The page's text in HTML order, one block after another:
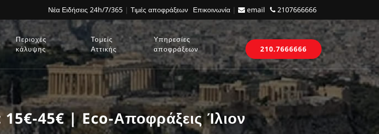
Νέα Ειδήσεις 24h/7/365 | Τιμές αποφράξεων Επικοινωνία | email 2107666666
Περιοχές
κάλυψης
Τομείς
Αττικής
Υπηρεσίες
αποφράξεων
210.7666666
45€ | Eco-Αποφράξεις Ίλιον